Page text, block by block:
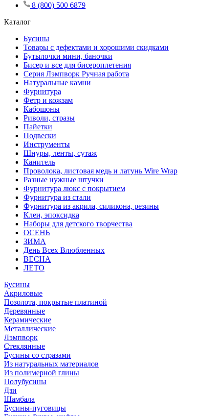
8 (800) 500 6879
Каталог
Бусины
Товары с дефектами и хорошими скидками
Бутылочки мини, баночки
Бисер и все для бисероплетения
Серия Лэмпворк Ручная работа
Натуральные камни
Фурнитура
Фетр и кожзам
Кабошоны
Риволи, стразы
Пайетки
Подвески
Инструменты
Шнуры, ленты, сутаж
Канитель
Проволока, листовая медь и латунь Wire Wrap
Разные нужные штучки
Фурнитура люкс с покрытием
Фурнитура из стали
Фурнитура из акрила, силикона, резины
Клеи, эпоксидка
Наборы для детского творчества
ОСЕНЬ
ЗИМА
День Всех Влюбленных
ВЕСНА
ЛЕТО
Бусины
Акриловые
Позолота, покрытые платиной
Деревянные
Керамические
Металлические
Лэмпворк
Стеклянные
Бусины со стразами
Из натуральных материалов
Из полимерной глины
Полубусины
Дзи
Шамбала
Бусины-пуговицы